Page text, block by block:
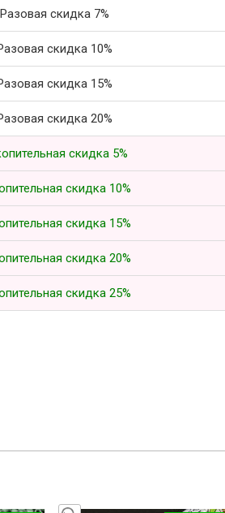
Разовая скидка 7%
скидка 10%
скидка 15%
скидка 20%
скидка 5%
скидка 10%
скидка 15%
скидка 20%
скидка 25%